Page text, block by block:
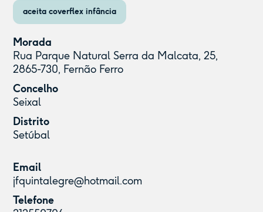
aceita coverflex infância
Morada
Rua Parque Natural Serra da Malcata, 25,
2865-730, Fernão Ferro
Concelho
Seixal
Distrito
Setúbal
Email
jfquintalegre@hotmail.com
Telefone